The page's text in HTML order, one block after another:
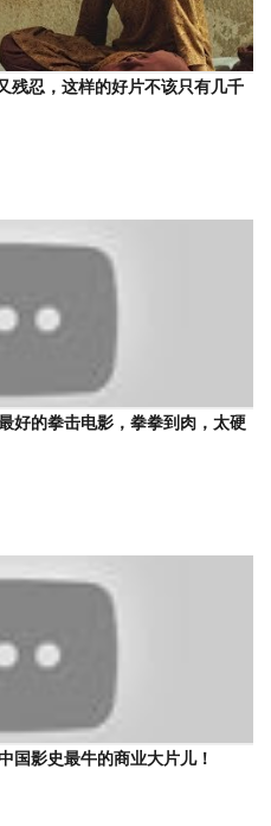
残忍，这样的好片不该只有几千
好的拳击电影，拳拳到肉，太硬
国影史最牛的商业大片儿！